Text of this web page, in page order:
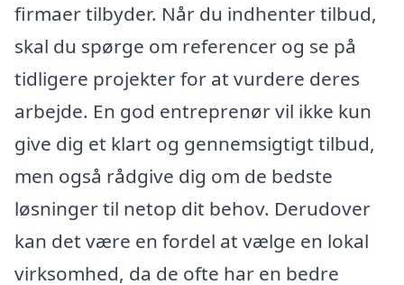
firmaer tilbyder. Når du indhenter tilbud,
skal du spørge om referencer og se på
tidligere projekter for at vurdere deres
arbejde. En god entreprenør vil ikke kun
give dig et klart og gennemsigtigt tilbud,
men også rådgive dig om de bedste
løsninger til netop dit behov. Derudover
kan det være en fordel at vælge en lokal
virksomhed, da de ofte har en bedre